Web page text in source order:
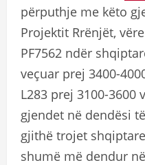
përputhje me këto
Projektit Rrënjët,
PF7562 ndër
veçuar prej 3400-
L283 prej 3100-3600
gjendet në dendësi
gjithë trojet
shumë më dendur